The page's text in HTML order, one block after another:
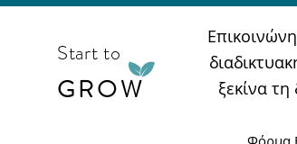
Start to
GROW
ξεκίνα
Φόρμα